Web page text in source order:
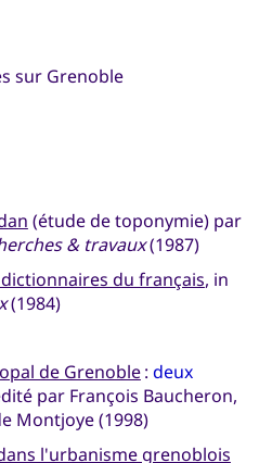
sur Grenoble
(étude de toponymie) par
& travaux(1987)
du français, in
(1984)
de Grenoble: deux
par François Baucheron,
Montjoye (1998)
l'urbanisme grenoblois